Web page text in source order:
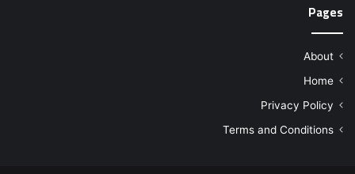
Pages
About
Home
Privacy Policy
Terms and Conditions